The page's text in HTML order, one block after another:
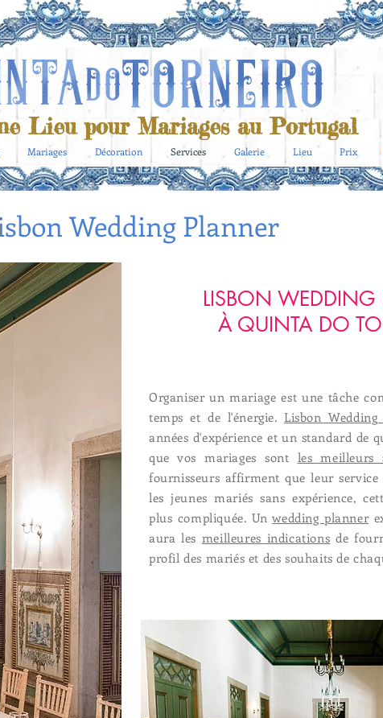
Lieu pour Mariages au Portugal
Mariages Décoration Services Galerie Lieu Prix
Wedding Planner
LISBON WEDDING
À QUINTA DO
Organiser un mariage est une tâche
temps et de l'énergie.Lisbon
années d'expérience et un standard de
que vos mariages sont les meilleurs
fournisseurs affirment que leur
les jeunes mariés sans expérience,
plus compliquée. Unwedding planner
aura les meilleures indications de
profil des mariés et des souhaits de